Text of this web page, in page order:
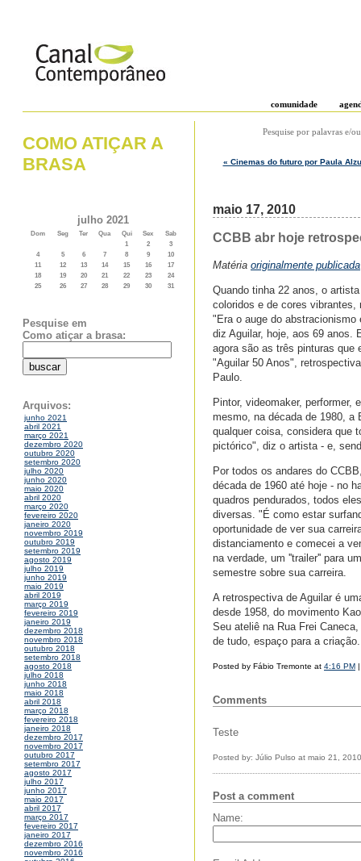
comunidade
COMO ATIÇAR A
BRASA
julho 2021
Dom Seg Ter Qua Qui Sex
Sab
1
2
3
4
5 6 7 8 9
10
11
12 13 14 15 16
17
18
19 20 21 22 23
24
25
26 27 28 29 30 31
Pesquise em
Como atiçar a brasa:
Arquivos:
junho 2021
abril 2021
março 2021
dezembro 2020
outubro 2020
setembro 2020
julho 2020
junho 2020
maio 2020
abril 2020
março 2020
fevereiro 2020
janeiro 2020
novembro 2019
outubro 2019
setembro 2019
agosto 2019
julho 2019
junho 2019
maio 2019
abril 2019
março 2019
fevereiro 2019
janeiro 2019
dezembro 2018
novembro 2018
outubro 2018
setembro 2018
agosto 2018
julho 2018
junho 2018
maio 2018
abril 2018
março 2018
fevereiro 2018
janeiro 2018
dezembro 2017
novembro 2017
outubro 2017
setembro 2017
agosto 2017
julho 2017
junho 2017
maio 2017
abril 2017
março 2017
fevereiro 2017
janeiro 2017
dezembro 2016
novembro 2016
Pesquise por palavras e/
« Cinemas do futuro por Paula
maio 17, 2010
CCBB abr hoje
Matéria originalmente publicada
Quando tinha 22 anos, o
coloridos e de cores
"Era o auge do
diz Aguilar, hoje, aos 69 anos.
agora são as três pinturas que
"Aguilar 50 Anos",
Paulo.
Pintor, videomaker, performer,
mesmo, na década de 1980, a
qualquer coisa, considera que
pictórico", diz o artista - e,
Por todos os andares do
década de 1960 até hoje - no
quadros pendurados, todos
diversas. "É como estar
oportunidade de ver sua
distanciamento e comecei a
na verdade, um ''trailer'' para
semestre sobre sua carreira.
A retrospectiva de Aguilar é
desde 1958, do movimento
Seu ateliê na Rua Frei
de tudo, espaço para a
Posted by Fábio Tremonte at 4:16 PM
Comments
Teste
Posted by: Júlio Pulso at maio 21,
Post a comment
Name: